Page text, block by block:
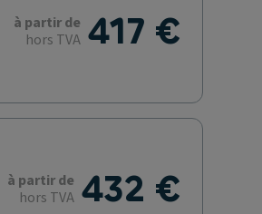
417 €
à partir de
hors TVA
432 €
à partir de
hors TVA